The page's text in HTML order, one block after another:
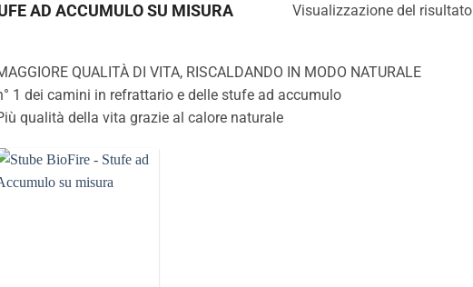
AD ACCUMULO SU MISURA Visualizzazione del risultato
QUALITÀ DI VITA, RISCALDANDO IN MODO NATURALE
1 dei camini in refrattario e delle stufe ad accumulo
qualità della vita grazie al calore naturale